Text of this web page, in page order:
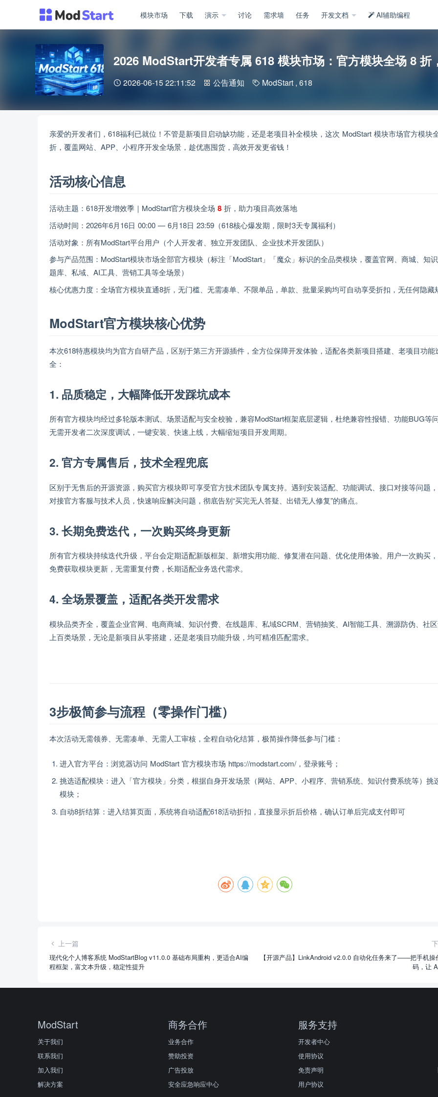
模块市场 下载 演示 讨论 需求墙 任务 开发文档 AI辅助编程
2026 ModStart开发者专属 618 模块市场：官方模块全场 8 折
2026-06-15 22:11:52 公告通知 ModStart , 618
亲爱的开发者们，618福利已就位！不管是新项目启动缺功能，还是老项目补全模块，这次 ModStart 模块市场官方模块
折，覆盖网站、APP、小程序开发全场景，趁优惠囤货，高效开发更省钱！
活动核心信息
活动主题：618开发增效季｜ModStart官方模块全场 8 折，助力项目高效落地
活动时间：2026年6月16日 00:00 — 6月18日 23:59（618核心爆发期，限时3天专属福利）
活动对象：所有ModStart平台用户（个人开发者、独立开发团队、企业技术开发团队）
参与产品范围：ModStart模块市场全部官方模块（标注「ModStart」「魔众」标识的全品类模块，覆盖官网、商城、知
题库、私域、AI工具、营销工具等全场景）
核心优惠力度：全场官方模块直通8折，无门槛、无需凑单、不限单品，单款、批量采购均可自动享受折扣，无任何隐藏
ModStart官方模块核心优势
本次618特惠模块均为官方自研产品，区别于第三方开源插件，全方位保障开发体验，适配各类新项目搭建、老项目功能
全：
1. 品质稳定，大幅降低开发踩坑成本
所有官方模块均经过多轮版本测试、场景适配与安全校验，兼容ModStart框架底层逻辑，杜绝兼容性报错、功能BUG等
无需开发者二次深度调试，一键安装、快速上线，大幅缩短项目开发周期。
2. 官方专属售后，技术全程兜底
区别于无售后的开源资源，购买官方模块即可享受官方技术团队专属支持。遇到安装适配、功能调试、接口对接等问题
对接官方客服与技术人员，快速响应解决问题，彻底告别“买完无人答疑、出错无人修复”的痛点。
3. 长期免费迭代，一次购买终身更新
所有官方模块持续迭代升级，平台会定期适配新版框架、新增实用功能、修复潜在问题、优化使用体验。用户一次购买
免费获取模块更新，无需重复付费，长期适配业务迭代需求。
4. 全场景覆盖，适配各类开发需求
模块品类齐全，覆盖企业官网、电商商城、知识付费、在线题库、私域SCRM、营销抽奖、AI智能工具、溯源防伪、社
上百类场景，无论是新项目从零搭建，还是老项目功能升级，均可精准匹配需求。
3步极简参与流程（零操作门槛）
本次活动无需领券、无需凑单、无需人工审核，全程自动化结算，极简操作降低参与门槛：
进入官方平台：浏览器访问 ModStart 官方模块市场 https://modstart.com/，登录账号；
挑选适配模块：进入「官方模块」分类，根据自身开发场景（网站、APP、小程序、营销系统、知识付费系统等）挑
模块；
自动8折结算：进入结算页面，系统将自动适配618活动折扣，直接显示折后价格，确认订单后完成支付即可
上一篇
现代化个人博客系统 ModStartBlog v11.0.0 基础布局重构，更适合AI编
程框架，富文本升级，稳定性提升
【开源产品】LinkAndroid v2.0.0 自动化任务来了——把手机操
码，让
ModStart
关于我们
联系我们
加入我们
解决方案
商务合作
业务合作
赞助投资
广告投放
安全应急响应中心
服务支持
开发者中心
使用协议
免责声明
用户协议